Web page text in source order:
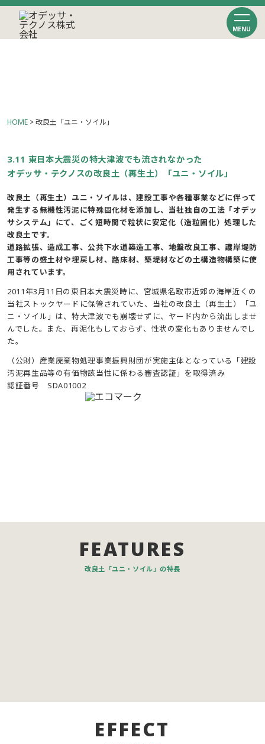
MENU
HOME >改良土「ユニ・ソイル」
3.11 東日本大震災の特大津波でも流されなかった
オデッサ・テクノスの改良土（再生土）「ユニ・ソイル」
改良土（再生土）ユニ・ソイルは、建設工事や各種事業などに伴って
発生する無機性汚泥に特殊固化材を添加し、当社独自の工法「オデッ
サシステム」にて、ごく短時間で粒状に安定化（造粒固化）処理した
改良土です。
道路拡張、造成工事、公共下水道築造工事、地盤改良工事、護岸堤防
工事等の盛土材や埋戻し材、路床材、築堤材などの土構造物構築に使
用されています。
2011年3月11日の東日本大震災時に、宮城県名取市近郊の海岸近くの
当社ストックヤードに保管されていた、当社の改良土（再生土）「ユ
ニ・ソイル」は、特大津波でも崩壊せずに、ヤード内から流出しませ
んでした。また、再泥化もしておらず、性状の変化もありませんでし
た。
（公財）産業廃棄物処理事業振興財団が実施主体となっている「建設
汚泥再生品等の有価物該当性に係わる審査認証」を取得済み
認証番号 SDA01002
FEATURES
改良土「ユニ・ソイル」の特長
EFFECT